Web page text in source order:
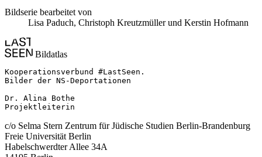
Bildserie bearbeitet von
Lisa Paduch, Christoph Kreutzmüller und Kerstin Hofmann
Bildatlas
Kooperationsverbund #LastSeen.
Bilder der NS-Deportationen
Dr. Alina Bothe
Projektleiterin
c/o Selma Stern Zentrum für Jüdische Studien Berlin-Brandenburg
Freie Universität Berlin
Habelschwerdter Allee 34A